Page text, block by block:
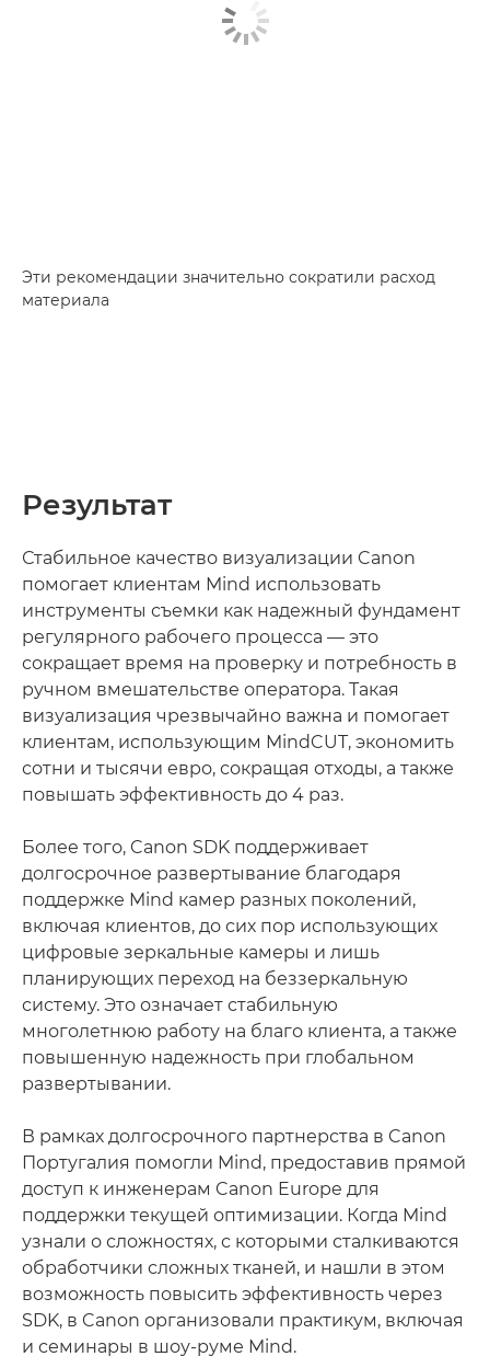
Эти рекомендации значительно сократили расход
материала
Результат
Стабильное качество визуализации Canon
помогает клиентам Mind использовать
инструменты съемки как надежный фундамент
регулярного рабочего процесса — это
сокращает время на проверку и потребность в
ручном вмешательстве оператора. Такая
визуализация чрезвычайно важна и помогает
клиентам, использующим MindCUT, экономить
сотни и тысячи евро, сокращая отходы, а также
повышать эффективность до 4 раз.
Более того, Canon SDK поддерживает
долгосрочное развертывание благодаря
поддержке Mind камер разных поколений,
включая клиентов, до сих пор использующих
цифровые зеркальные камеры и лишь
планирующих переход на беззеркальную
систему. Это означает стабильную
многолетнюю работу на благо клиента, а также
повышенную надежность при глобальном
развертывании.
В рамках долгосрочного партнерства в Canon
Португалия помогли Mind, предоставив прямой
доступ к инженерам Canon Europe для
поддержки текущей оптимизации. Когда Mind
узнали о сложностях, с которыми сталкиваются
обработчики сложных тканей, и нашли в этом
возможность повысить эффективность через
SDK, в Canon организовали практикум, включая
и семинары в шоу-руме Mind.